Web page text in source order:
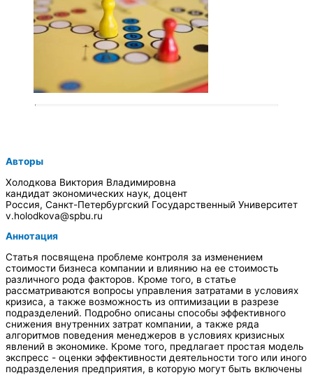
Авторы
Холодкова Виктория Владимировна
кандидат экономических наук, доцент
Россия, Санкт-Петербургский Государственный Университет
v.holodkova@spbu.ru
Аннотация
Статья посвящена проблеме контроля за изменением
стоимости бизнеса компании и влиянию на ее стоимость
различного рода факторов. Кроме того, в статье
рассматриваются вопросы управления затратами в условиях
кризиса, а также возможность из оптимизации в разрезе
подразделений. Подробно описаны способы эффективного
снижения внутренних затрат компании, а также ряда
алгоритмов поведения менеджеров в условиях кризисных
явлений в экономике. Кроме того, предлагает простая модель
экспресс - оценки эффективности деятельности того или иного
подразделения предприятия, в которую могут быть включены